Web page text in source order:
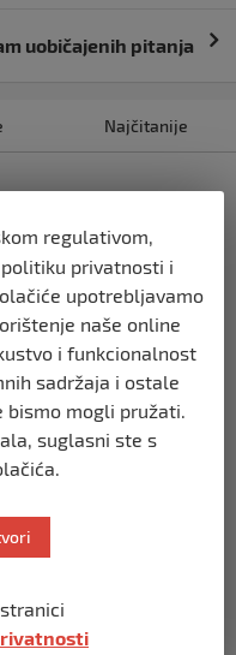
uobičajenih pitanja
Najčitanije
oko ukidanja
u
regulativom,
privatnosti i
upotrebljavamo
naše online
i funkcionalnost
sadržaja i ostale
bismo mogli pružati.
suglasni ste s